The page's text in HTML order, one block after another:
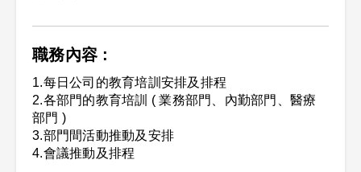
職務內容 :
1.每日公司的教育培訓安排及排程
2.各部門的教育培訓 ( 業務部門、內勤部門、醫療
部門 )
3.部門間活動推動及安排
4.會議推動及排程